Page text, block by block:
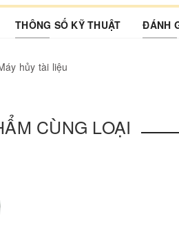
THÔNG SỐ KỸ THUẬT ĐÁNH
hủy tài liệu
CÙNG LOẠI